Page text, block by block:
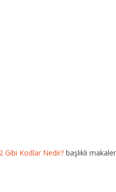
Gibi Kodlar Nedir? başlıklı